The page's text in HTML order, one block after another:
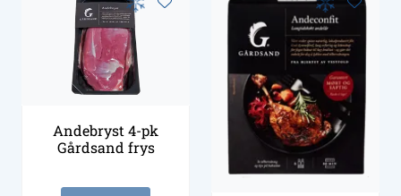
Andebryst 4-pk
Gårdsand frys